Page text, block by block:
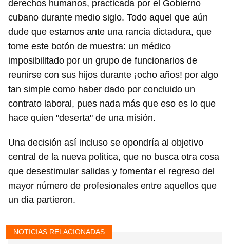
derechos humanos, practicada por el Gobierno
cubano durante medio siglo. Todo aquel que aún
dude que estamos ante una rancia dictadura, que
tome este botón de muestra: un médico
imposibilitado por un grupo de funcionarios de
reunirse con sus hijos durante ¡ocho años! por algo
tan simple como haber dado por concluido un
contrato laboral, pues nada más que eso es lo que
hace quien "deserta" de una misión.
Una decisión así incluso se opondría al objetivo
central de la nueva política, que no busca otra cosa
que desestimular salidas y fomentar el regreso del
mayor número de profesionales entre aquellos que
un día partieron.
NOTICIAS RELACIONADAS